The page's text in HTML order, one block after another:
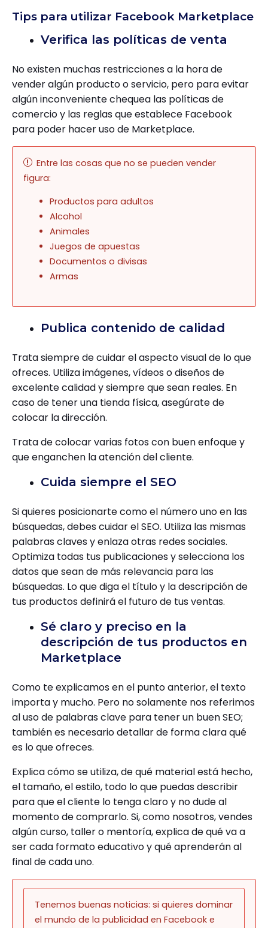
Tips para utilizar Facebook Marketplace
Verifica las políticas de venta
No existen muchas restricciones a la hora de
vender algún producto o servicio, pero para evitar
algún inconveniente chequea las políticas de
comercio y las reglas que establece Facebook
para poder hacer uso de Marketplace.
Entre las cosas que no se pueden vender
figura:
Productos para adultos
Alcohol
Animales
Juegos de apuestas
Documentos o divisas
Armas
Publica contenido de calidad
Trata siempre de cuidar el aspecto visual de lo que
ofreces. Utiliza imágenes, vídeos o diseños de
excelente calidad y siempre que sean reales. En
caso de tener una tienda física, asegúrate de
colocar la dirección.
Trata de colocar varias fotos con buen enfoque y
que enganchen la atención del cliente.
Cuida siempre el SEO
Si quieres posicionarte como el número uno en las
búsquedas, debes cuidar el SEO. Utiliza las mismas
palabras claves y enlaza otras redes sociales.
Optimiza todas tus publicaciones y selecciona los
datos que sean de más relevancia para las
búsquedas. Lo que diga el título y la descripción de
tus productos definirá el futuro de tus ventas.
Sé claro y preciso en la
descripción de tus productos en
Marketplace
Como te explicamos en el punto anterior, el texto
importa y mucho. Pero no solamente nos referimos
al uso de palabras clave para tener un buen SEO;
también es necesario detallar de forma clara qué
es lo que ofreces.
Explica cómo se utiliza, de qué material está hecho,
el tamaño, el estilo, todo lo que puedas describir
para que el cliente lo tenga claro y no dude al
momento de comprarlo. Si, como nosotros, vendes
algún curso, taller o mentoría, explica de qué va a
ser cada formato educativo y qué aprenderán al
final de cada uno.
Tenemos buenas noticias: si quieres dominar
el mundo de la publicidad en Facebook e